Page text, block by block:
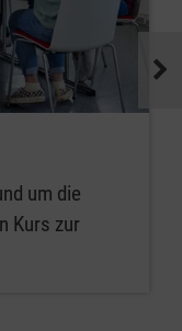
um die
Kurs zur